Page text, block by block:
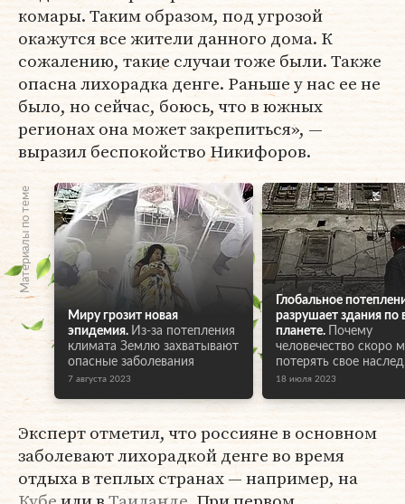
комары. Таким образом, под угрозой
окажутся все жители данного дома. К
сожалению, такие случаи тоже были. Также
опасна лихорадка денге. Раньше у нас ее не
было, но сейчас, боюсь, что в южных
регионах она может закрепиться», —
выразил беспокойство Никифоров.
Материалы по теме
Миру грозит новая
эпидемия. Из-за потепления
климата Землю захватывают
опасные заболевания
7 августа 2023
Глобальное
разрушает здания по
планете.
Почему
человечество скоро
потерять свое
18 июля 2023
Эксперт отметил, что россияне в основном
заболевают лихорадкой денге во время
отдыха в теплых странах — например, на